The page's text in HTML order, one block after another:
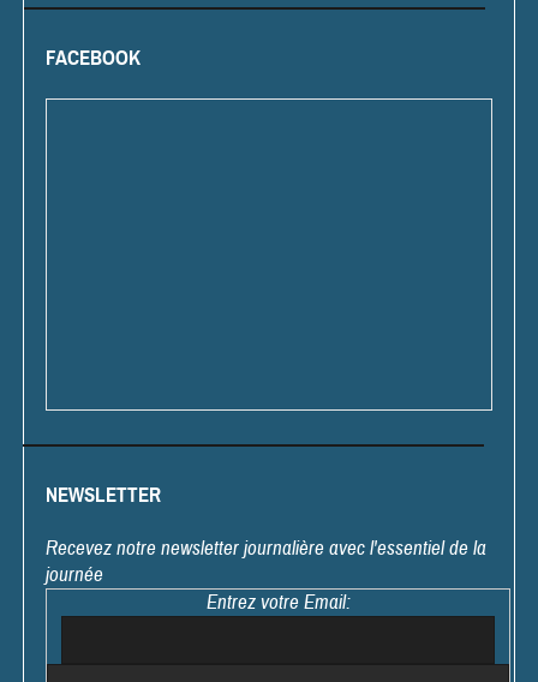
FACEBOOK
NEWSLETTER
Recevez notre newsletter journalière avec l'essentiel de la
journée
Entrez votre Email: